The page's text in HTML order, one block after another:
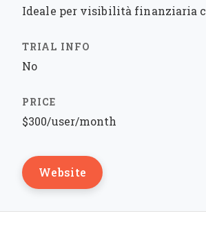
Ideale per visibilità finanziaria
No
$300/user/month
Website